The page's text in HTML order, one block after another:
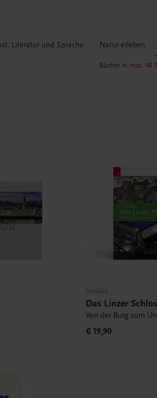
Literatur und Sprache Natur erleben
Bücher in max. 48
Sachbuch
Das Linzer
Von der Burg zum
€ 19,90